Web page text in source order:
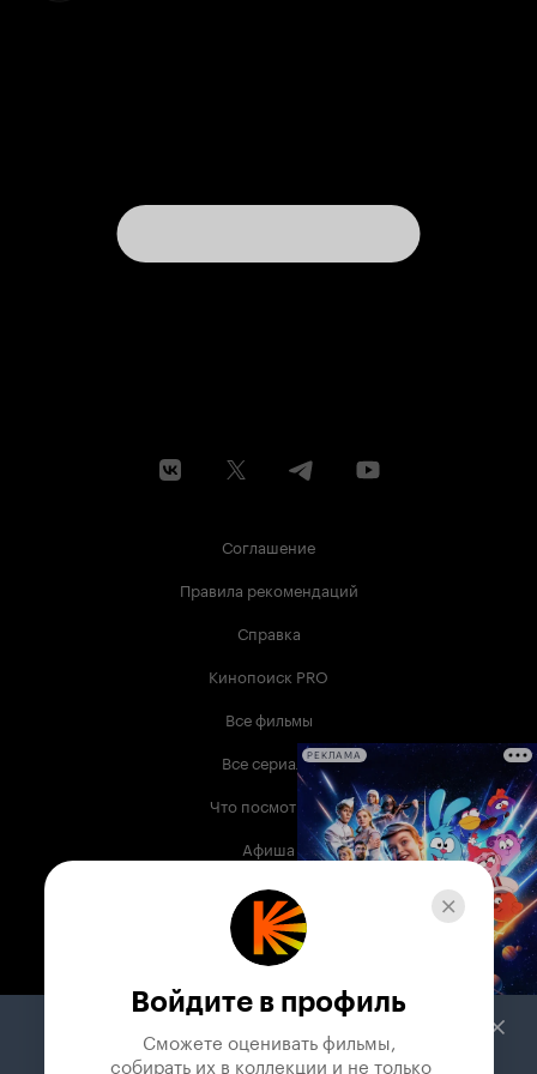
Соглашение
Правила рекомендаций
Справка
Кинопоиск PRO
Все фильмы
Все сериалы
Что посмотреть
Афиша
Музыка
Телепрограмма
Служба поддержки
РЕКЛАМА
Войдите в профиль
Сможете оценивать фильмы,
собирать их в коллекции и не только